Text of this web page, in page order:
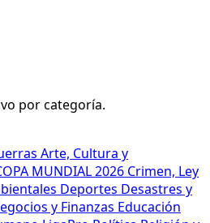
por categoría.
Arte, Cultura y
MUNDIAL 2026 Crimen, Ley
Deportes Desastres y
y Finanzas Educación